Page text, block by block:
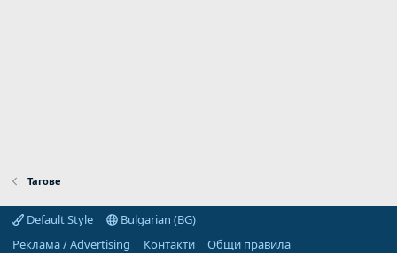
Тагове
Default Style
Bulgarian (BG)
Реклама / Advertising
Контакти
Общи правила